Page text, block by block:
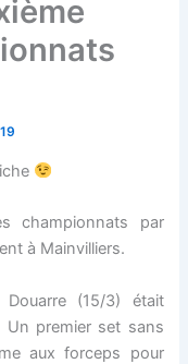
championnats par
à Mainvilliers.
(15/3) était
premier set sans
aux forceps pour